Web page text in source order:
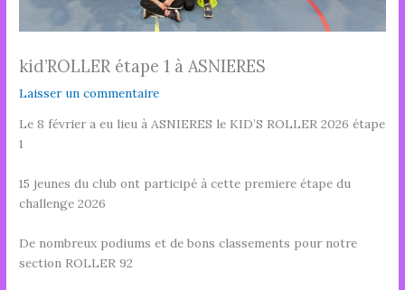
kid’ROLLER étape 1 à ASNIERES
Laisser un commentaire
Le 8 février a eu lieu à ASNIERES le KID’S ROLLER 2026 étape
1
15 jeunes du club ont participé à cette premiere étape du
challenge 2026
De nombreux podiums et de bons classements pour notre
section ROLLER 92